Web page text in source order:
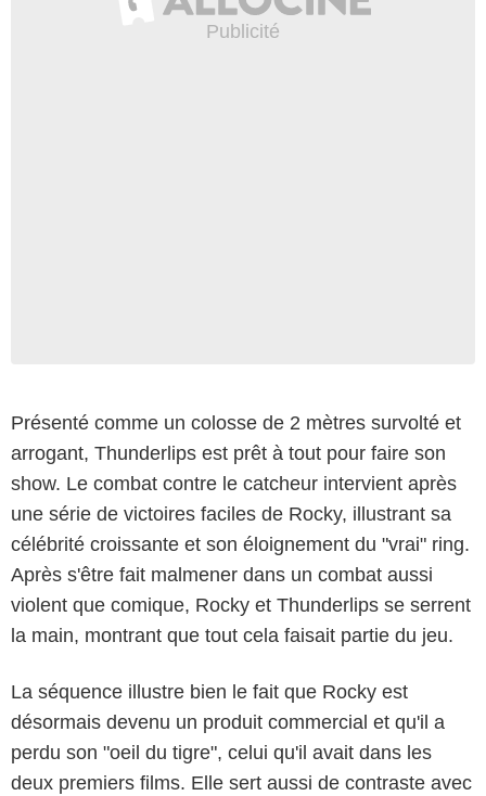
Présenté comme un colosse de 2 mètres survolté et
arrogant, Thunderlips est prêt à tout pour faire son
show. Le combat contre le catcheur intervient après
une série de victoires faciles de Rocky, illustrant sa
célébrité croissante et son éloignement du "vrai" ring.
Après s'être fait malmener dans un combat aussi
violent que comique, Rocky et Thunderlips se serrent
la main, montrant que tout cela faisait partie du jeu.
La séquence illustre bien le fait que Rocky est
désormais devenu un produit commercial et qu'il a
perdu son "oeil du tigre", celui qu'il avait dans les
deux premiers films. Elle sert aussi de contraste avec